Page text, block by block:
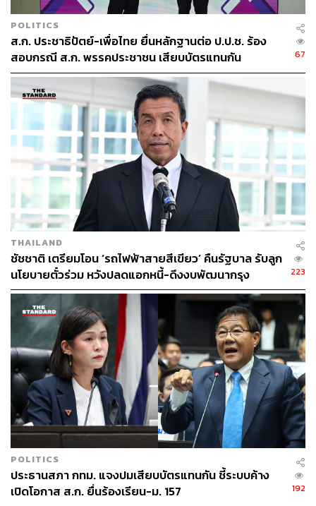
POLITICS
ส.ก. ประชาธิปัตย์-เพื่อไทย ยื่นหลักฐานต่อ ป.ป.ช. ร้อง
สอบกรณี ส.ก. พรรคประชาชน เสียบบัตรแทนกัน
67
THAILAND
ชัชชาติ เตรียมโอน ‘รถไฟฟ้าสายสีเขียว’ คืนรัฐบาล รับลูก
นโยบายตั๋วร่วม หวังปลดแอกหนี้-ดึงงบพัฒนากรุง
223
POLITICS
ประธานสภา กทม. แจงปมเสียบบัตรแทนกัน ชี้ระบบค้าง
เปิดโอกาส ส.ก. ยื่นร้องเรียน-ม. 157
192